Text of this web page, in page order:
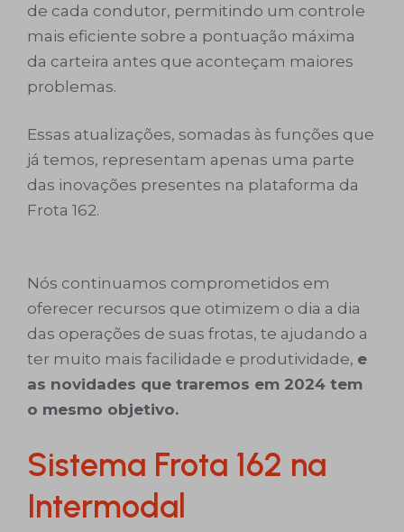
de cada condutor, permitindo um controle
mais eficiente sobre a pontuação máxima
da carteira antes que aconteçam maiores
problemas.
Essas atualizações, somadas às funções que
já temos, representam apenas uma parte
das inovações presentes na plataforma da
Frota 162.
Nós continuamos comprometidos em
oferecer recursos que otimizem o dia a dia
das operações de suas frotas, te ajudando a
ter muito mais facilidade e produtividade, e
as novidades que traremos em 2024 tem
o mesmo objetivo.
Sistema Frota 162 na
Intermodal